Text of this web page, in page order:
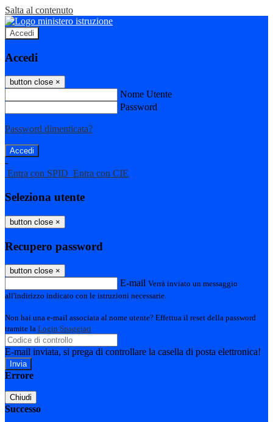
Salta al contenuto
Accedi
Accedi
button close ×
Nome Utente
Password
Password dimenticata?
-
Entra con SPID Entra con CIE
Seleziona utente
button close ×
Recupero password
button close ×
E-mail Verrà inviato un messaggio
all'indirizzo indicato con le istruzioni necessarie.
Non hai una e-mail associata al nome utente? Effettua il reset della password
tramite la Login Spaggiari
E-mail inviata, si prega di controllare la casella di posta elettronica!
Errore
Chiudi
Successo